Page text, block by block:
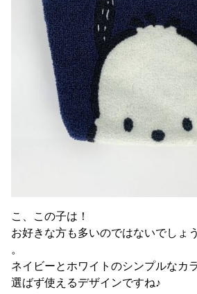
こ、この子は！
お好きな方も多いのではないでしょ
。
ネイビーとホワイトのシンプルなカ
選ばず使えるデザインですね♪